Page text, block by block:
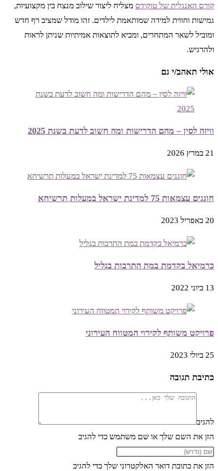
קורס האנגלית של טוקידס מצליח ליצור שילוב מנצח בין מקצועיות,
גמישות וחווית למידה שמותאמת לילדים. זהו מודל שמציב רף חדש
ומוביל לשאר המתחרים, ומביא לתוצאות אמיתיות שניתן לראות
ולהרגיש.
אולי תאהב/י גם
וויזה לסין – מהם הדרישות ומה חשוב לדעת בשנת 2025
21 במרץ 2026
חוגגים עצמאות 75 למדינת ישראל במעלות תרשיחא
20 באפריל 2023
כרמיאל בקדמת במת התרבות בגליל
13 ביוני 2022
פרויקט משותף לקירוי המטווח העירוני
25 ביולי 2023
כתיבת תגובה
להגיב
הזן את השם שלך או שם משתמש כדי להגיב
הזן את כתובת דואר האלקטרוני שלך כדי להגיב